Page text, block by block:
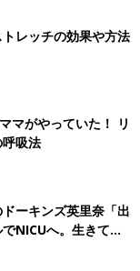
レッチの効果や方法
マがやっていた！ リ
吸法
ーキンズ英里奈「出
NICUへ。生きてい